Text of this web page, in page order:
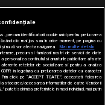
precum identificatorii cookie unici pentru prelucrarea
clic mai jos sau în orice moment, pe pagina cu
nu vă vor afecta navigarea.
Mai multe detalii
precum si furnizorii nostri de servicii de date
personaliza continutul si anunturile publicitare afisate
retelelor de socializare si pentru a analiza
in legatura cu prelucrarea datelor cu caracter
Prin click pe “ACCEPT TOATE”, acceptati folosirea
la stocarea/accesarea informatiilor de catre Vendor-ii
puteti schimba preferintele in mod individual, mai putin